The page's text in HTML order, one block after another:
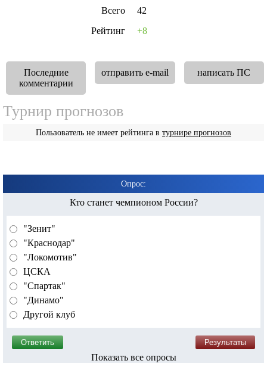
Всего
42
Рейтинг
+8
Последние
комментарии
отправить e-mail написать ПС
Турнир прогнозов
Пользователь не имеет рейтинга в турнире прогнозов
Опрос:
Кто станет чемпионом России?
"Зенит"
"Краснодар"
"Локомотив"
ЦСКА
"Спартак"
"Динамо"
Другой клуб
Показать все опросы